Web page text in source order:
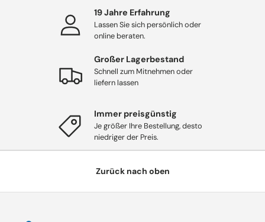
19 Jahre Erfahrung
Lassen Sie sich persönlich oder
online beraten.
Großer Lagerbestand
Schnell zum Mitnehmen oder
liefern lassen
Immer preisgünstig
Je größer Ihre Bestellung, desto
niedriger der Preis.
Zurück nach oben